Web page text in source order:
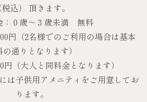
（税込） 頂きます。
：０歳〜３歳未満 無料
円（2名様でのご利用の場合は基本
の通りとなります）
（大人と同料金となります）
は子供用アメニティをご用意してお
ります。